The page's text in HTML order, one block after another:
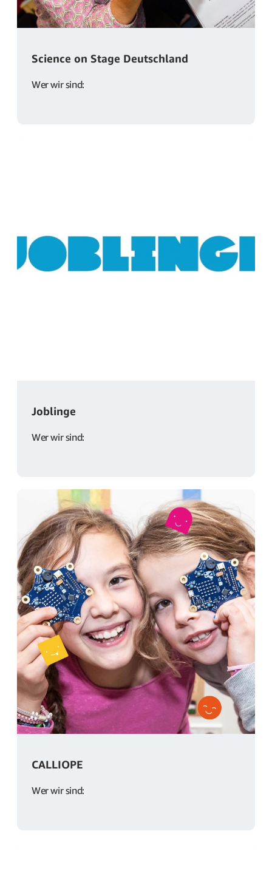
Science on Stage Deutschland
Wer wir sind:
Joblinge
Wer wir sind:
CALLIOPE
Wer wir sind: